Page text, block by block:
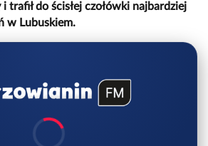
i trafił do ścisłej czołówki najbardziej
w Lubuskiem.